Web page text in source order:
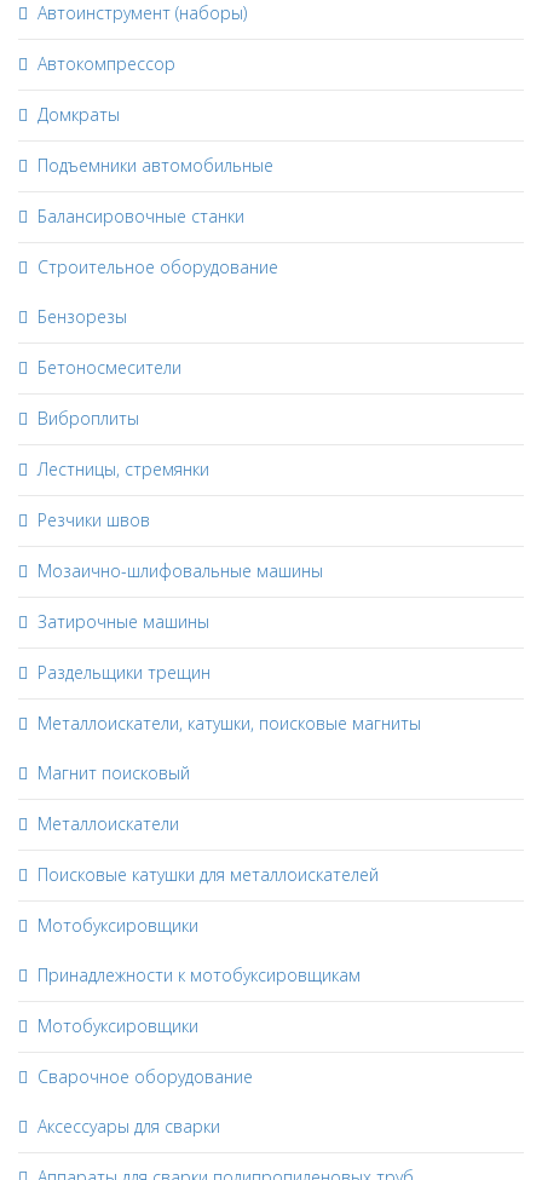
Автоинструмент (наборы)
Автокомпрессор
Домкраты
Подъемники автомобильные
Балансировочные станки
Строительное оборудование
Бензорезы
Бетоносмесители
Виброплиты
Лестницы, стремянки
Резчики швов
Мозаично-шлифовальные машины
Затирочные машины
Раздельщики трещин
Металлоискатели, катушки, поисковые магниты
Магнит поисковый
Металлоискатели
Поисковые катушки для металлоискателей
Мотобуксировщики
Принадлежности к мотобуксировщикам
Мотобуксировщики
Сварочное оборудование
Аксессуары для сварки